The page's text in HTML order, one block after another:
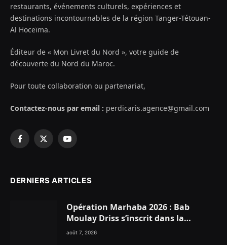
restaurants, événements culturels, expériences et
destinations incontournables de la région Tanger-Tétouan-
Al Hoceïma.
Éditeur de « Mon Livret du Nord », votre guide de
découverte du Nord du Maroc.
Pour toute collaboration ou partenariat,
Contactez-nous par email : perdicaris.agence@gmail.com
Facebook
X
YouTube
DERNIERS ARTICLES
Opération Marhaba 2026 : Bab
Moulay Driss s’inscrit dans la
dynamique nationale en faveur des
août 7, 2026